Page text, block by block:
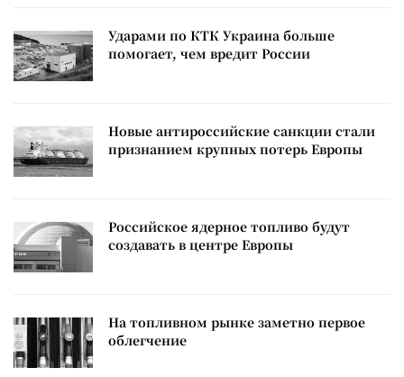
Ударами по КТК Украина больше
помогает, чем вредит России
Новые антироссийские санкции стали
признанием крупных потерь Европы
Российское ядерное топливо будут
создавать в центре Европы
На топливном рынке заметно первое
облегчение